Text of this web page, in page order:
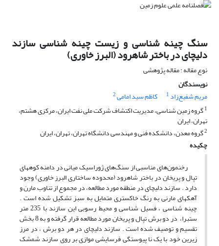
سنگ چینه شناسی و زیست چینه شناسی سازند
دلیچای در باختر شاهرود (البرز خاوری)
نوع مقاله : مقاله پژوهشی
نویسندگان
مریم شفیع‌زاد 1 کاظم سید امامی2
1گروه زمین شناسی، مدیریت اکتشاف شرکت ملی نفت ایران، مرکزی هشتم،
تهران، ایران
2گروه معدن، دانشکده فنی و مهندسی دانشگاه تهران، تهران، ایران
چکیده
رخنمون‌های مناسبی از سنگ‌های ژوراسیک میانی در دامنه کوههای
تپال و پریخان در باختر شاهرود (محدوده ساختاری البرز خاوری) وجود
دارد . سازند دلیچای در منطقه مورد مطالعه، در مجموع از تناوب مارن و
آهکهای مارنی به رنگ خاکستری متمایل به سبز تشکیل شده است .
چینه شناسی ، فسیل شناسی و محیط رسوبی این سازند با 235 متر
ستبرا، در دو برش تپال و پریخان مورد مطالعه قرار گرفته و به 8 بخش
تقسیم و توصیف شده است . سازند دلیچای در هر دو برش ، در مرز
زیرین خود با یک نا پیوستگی فرسایشی موازی بر روی سازند شمشک